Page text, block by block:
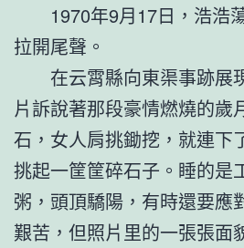
1970年9月17日，浩浩
拉開尾聲。
在云霄縣向東渠事跡展
片訴說著那段豪情燃燒的歲
石，女人肩挑鋤挖，就連下
挑起一筐筐碎石子。睡的是
粥，頭頂驕陽，有時還要應
艱苦，但照片里的一張張面